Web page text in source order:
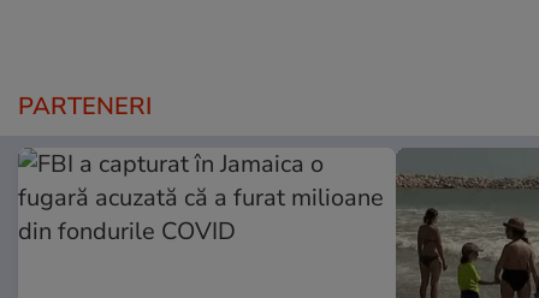
PARTENERI